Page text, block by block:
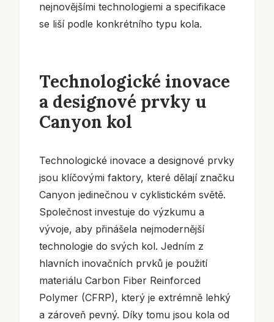
nejnovějšími technologiemi a specifikace
se liší podle konkrétního typu kola.
Technologické inovace
a designové prvky u
Canyon kol
Technologické inovace a designové prvky
jsou klíčovými faktory, které dělají značku
Canyon jedinečnou v cyklistickém světě.
Společnost investuje do výzkumu a
vývoje, aby přinášela nejmodernější
technologie do svých kol. Jedním z
hlavních inovačních prvků je použití
materiálu Carbon Fiber Reinforced
Polymer (CFRP), který je extrémně lehký
a zároveň pevný. Díky tomu jsou kola od